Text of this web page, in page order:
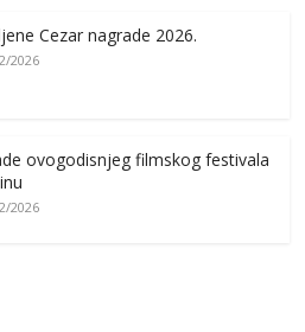
Cezar nagrade 2026.
2026
ovogodisnjeg filmskog festivala
2026